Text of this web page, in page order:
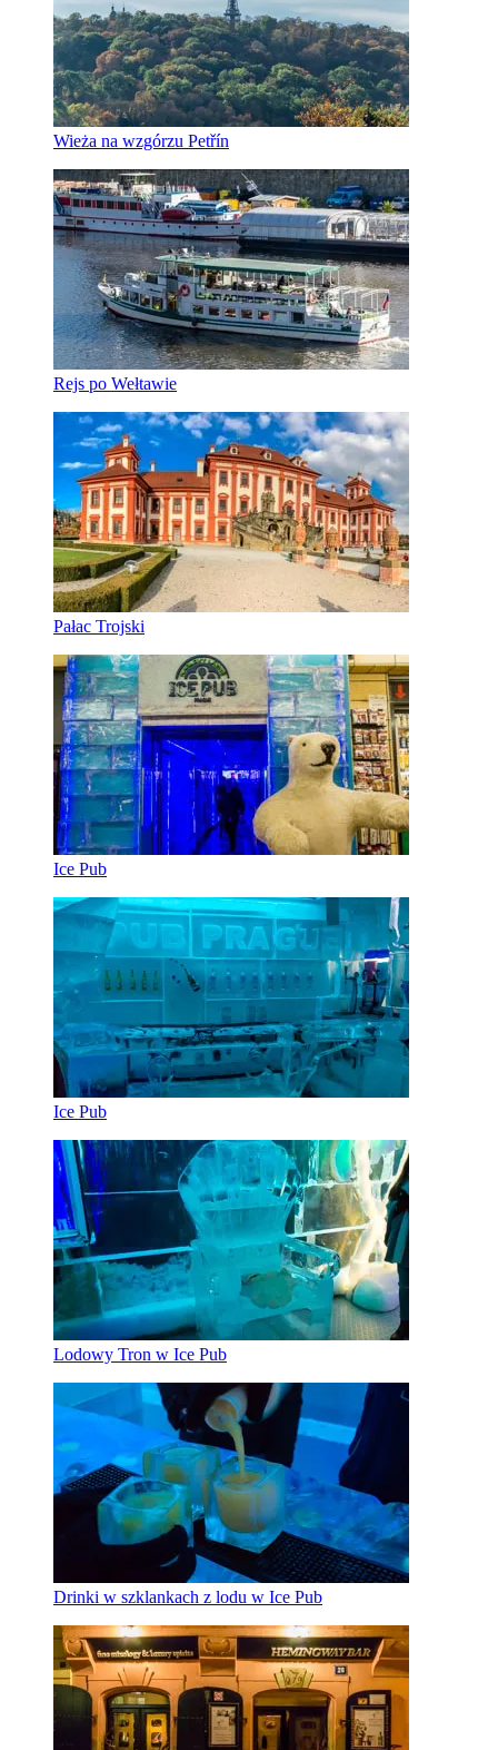
Wieża na wzgórzu Petřín
Rejs po Wełtawie
Pałac Trojski
Ice Pub
Ice Pub
Lodowy Tron w Ice Pub
Drinki w szklankach z lodu w Ice Pub